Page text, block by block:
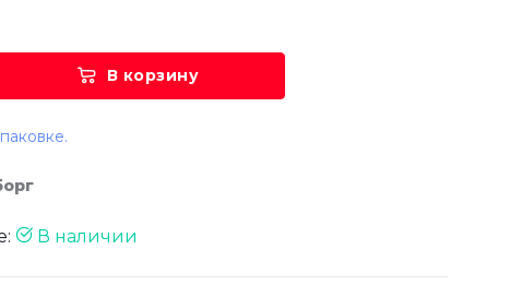
В корзину
В наличии